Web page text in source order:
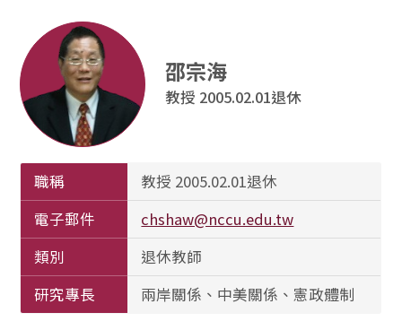
邵宗海
教授 2005.02.01退休
職稱
教授 2005.02.01退休
電子郵件
chshaw@nccu.edu.tw
類別
退休教師
研究專長
兩岸關係、中美關係、憲政體制